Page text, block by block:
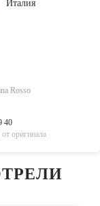
Италия
Rosso
40
оригинала